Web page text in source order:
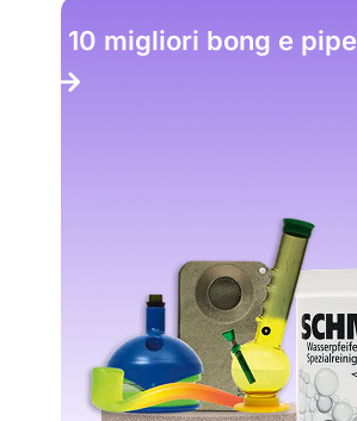
I 10 migliori bong e pipe